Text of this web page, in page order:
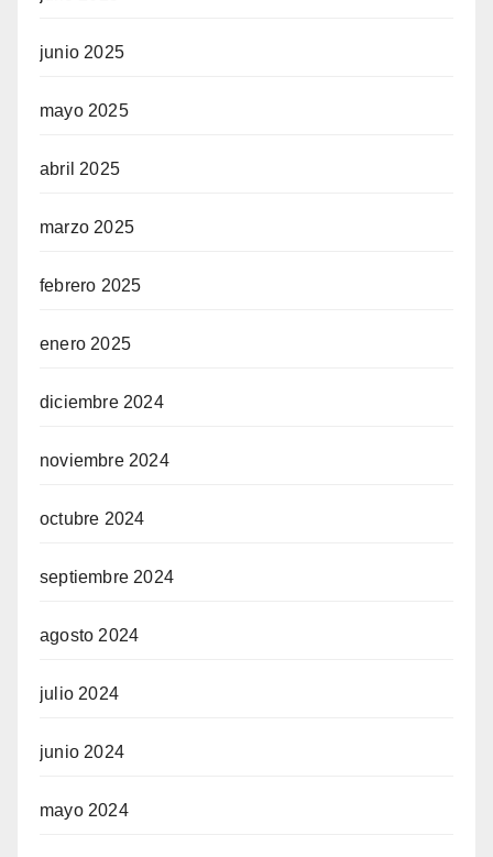
junio 2025
mayo 2025
abril 2025
marzo 2025
febrero 2025
enero 2025
diciembre 2024
noviembre 2024
octubre 2024
septiembre 2024
agosto 2024
julio 2024
junio 2024
mayo 2024